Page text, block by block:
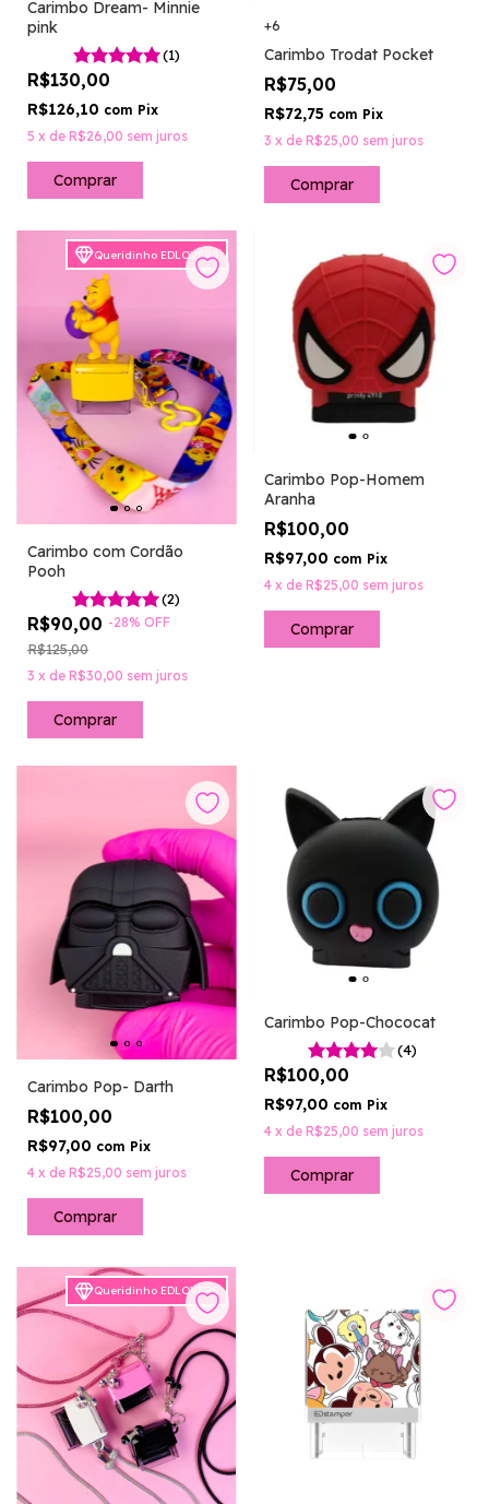
Carimbo Dream- Minnie
pink
(1)
R$130,00
R$126,10 com Pix
5 x de R$26,00 sem juros
+6
Carimbo Trodat Pocket
R$75,00
R$72,75 com Pix
3 x de R$25,00 sem juros
Comprar
Queridinho EDLOVERS
Carimbo com Cordão
Pooh
(2)
R$90,00 -28% OFF
R$125,00
3 x de R$30,00 sem juros
Comprar
Carimbo Pop-Homem
Aranha
R$100,00
R$97,00 com Pix
4 x de R$25,00 sem juros
Comprar
Carimbo Pop- Darth
R$100,00
R$97,00 com Pix
4 x de R$25,00 sem juros
Carimbo Pop-Chococat
(4)
R$100,00
R$97,00 com Pix
4 x de R$25,00 sem juros
Comprar
Queridinho EDLOVERS